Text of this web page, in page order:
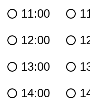
11:00
12:00
13:00
14:00